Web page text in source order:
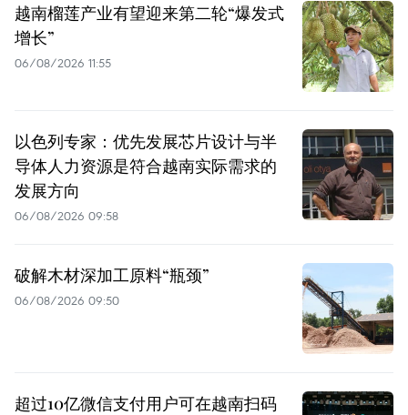
越南榴莲产业有望迎来第二轮“爆发式
增长”
06/08/2026 11:55
以色列专家：优先发展芯片设计与半
导体人力资源是符合越南实际需求的
发展方向
06/08/2026 09:58
破解木材深加工原料“瓶颈”
06/08/2026 09:50
超过10亿微信支付用户可在越南扫码